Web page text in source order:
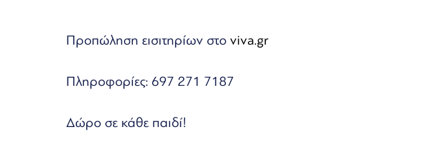
Προπώληση εισιτηρίων στο viva.gr
Πληροφορίες: 697 271 7187
Δώρο σε κάθε παιδί!